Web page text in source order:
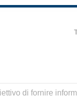
di fornire